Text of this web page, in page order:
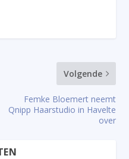
Volgende
Femke Bloemert neemt
Qnipp Haarstudio in Havelte
over